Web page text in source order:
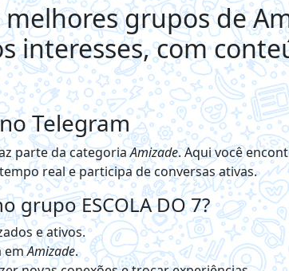
grupos de
interesses, com
Telegram
parte da categoriaAmizade. Aqui você
real e participa de conversas ativas.
grupo ESCOLA DO 7?
e ativos.
emAmizade.